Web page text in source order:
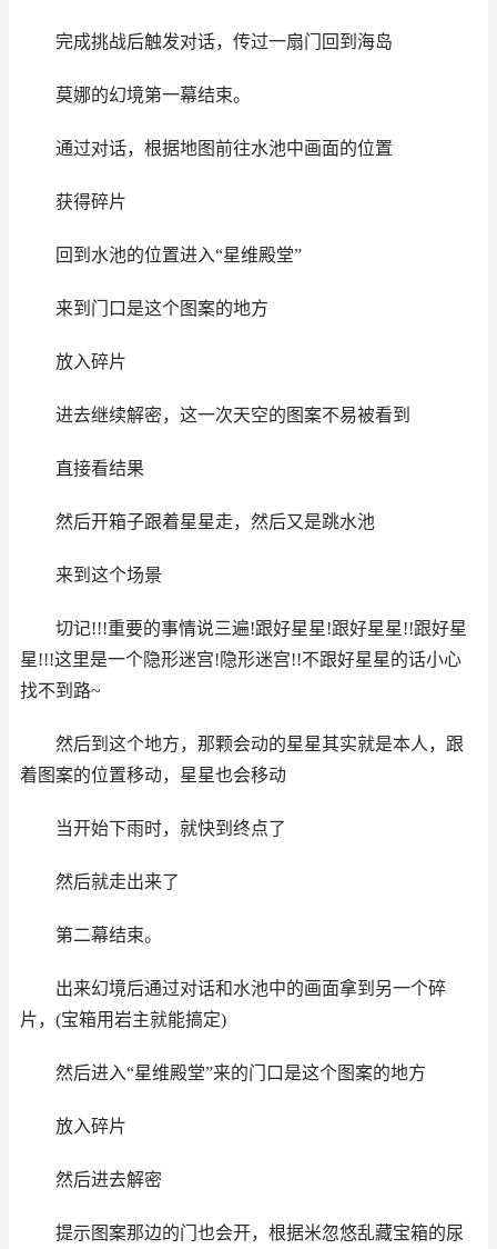
完成挑战后触发对话，传过一扇门回到海岛
莫娜的幻境第一幕结束。
通过对话，根据地图前往水池中画面的位置
获得碎片
回到水池的位置进入“星维殿堂”
来到门口是这个图案的地方
放入碎片
进去继续解密，这一次天空的图案不易被看到
直接看结果
然后开箱子跟着星星走，然后又是跳水池
来到这个场景
切记!!!重要的事情说三遍!跟好星星!跟好星星!!跟好星
星!!!这里是一个隐形迷宫!隐形迷宫!!不跟好星星的话小心
找不到路~
然后到这个地方，那颗会动的星星其实就是本人，跟
着图案的位置移动，星星也会移动
当开始下雨时，就快到终点了
然后就走出来了
第二幕结束。
出来幻境后通过对话和水池中的画面拿到另一个碎
片，(宝箱用岩主就能搞定)
然后进入“星维殿堂”来的门口是这个图案的地方
放入碎片
然后进去解密
提示图案那边的门也会开，根据米忽悠乱藏宝箱的尿